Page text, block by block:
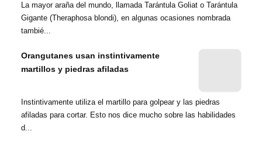
La mayor araña del mundo, llamada Tarántula Goliat o Tarántula
Gigante (Theraphosa blondi), en algunas ocasiones nombrada
tambié...
Orangutanes usan instintivamente
martillos y piedras afiladas
Instintivamente utiliza el martillo para golpear y las piedras
afiladas para cortar. Esto nos dice mucho sobre las habilidades
d...